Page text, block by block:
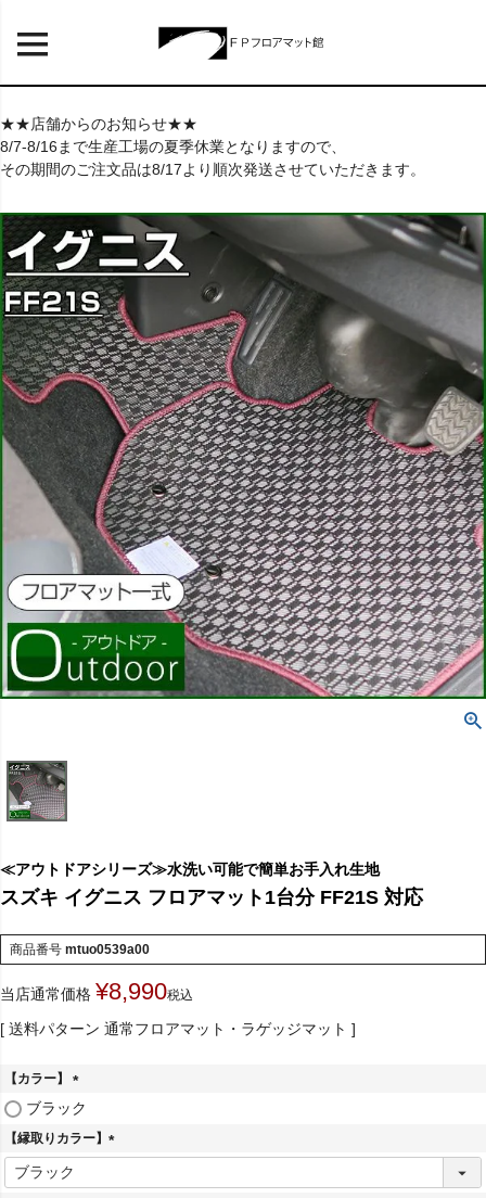
★★店舗からのお知らせ★★
8/7-8/16まで生産工場の夏季休業となりますので、
その期間のご注文品は8/17より順次発送させていただきます。
≪アウトドアシリーズ≫水洗い可能で簡単お手入れ生地
スズキ イグニス フロアマット1台分 FF21S 対応
商品番号 mtuo0539a00
当店通常価格 ¥8,990税込
送料パターン 通常フロアマット・ラゲッジマット
【カラー】
(
須
)
ブラック
【縁取りカラー】
(